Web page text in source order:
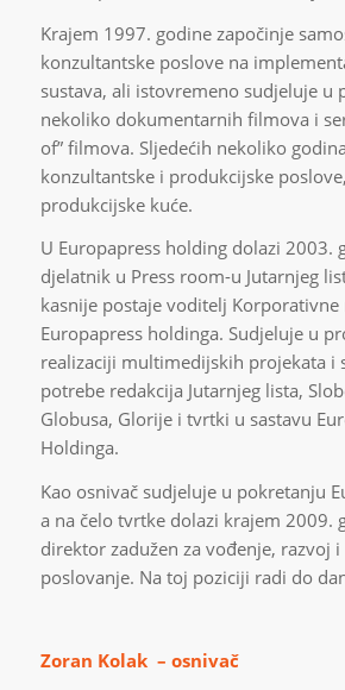
Krajem 1997. godine započinje
konzultantske poslove na
sustava, ali istovremeno sudjeluje u
nekoliko dokumentarnih filmova i
of” filmova. Sljedećih nekoliko
konzultantske i produkcijske
produkcijske kuće.
U Europapress holding dolazi 2003.
djelatnik u Press room-u Jutarnjeg
kasnije postaje voditelj
Europapress holdinga. Sudjeluje u
realizaciji multimedijskih projekata i
potrebe redakcija Jutarnjeg lista,
Globusa, Glorije i tvrtki u sastavu
Holdinga.
Kao osnivač sudjeluje u pokretanju
a na čelo tvrtke dolazi krajem 2009.
direktor zadužen za vođenje, razvoj
poslovanje. Na toj poziciji radi do
Zoran Kolak – osnivač